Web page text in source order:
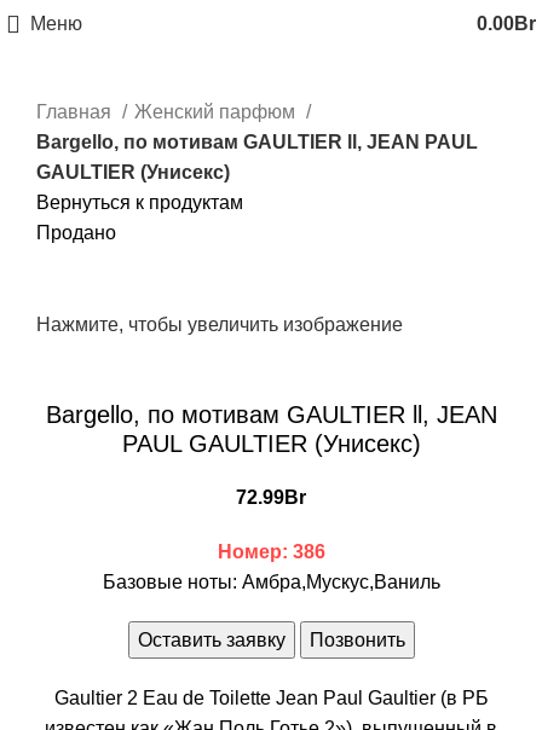
Меню 0.00Br
Главная
Женский парфюм
Bargello, по мотивам GAULTIER ll, JEAN PAUL
GAULTIER (Унисекс)
Вернуться к продуктам
Продано
Нажмите, чтобы увеличить изображение
Bargello, по мотивам GAULTIER ll, JEAN
PAUL GAULTIER (Унисекс)
72.99Br
Номер: 386
Базовые ноты: Амбра,Мускус,Ваниль
Оставить заявку Позвонить
Gaultier 2 Eau de Toilette Jean Paul Gaultier (в РБ